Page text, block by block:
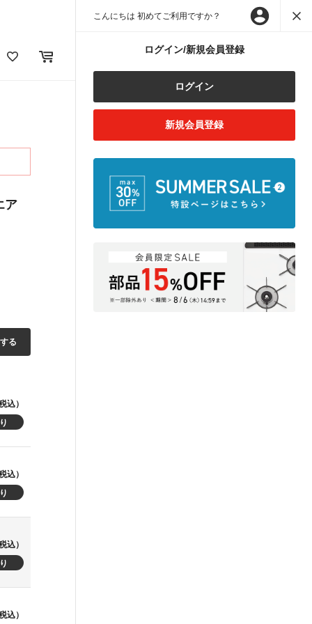
ア
る
込）
込）
込）
込）
こんにちは 初めてご利用ですか？
ログイン/新規会員登録
ログイン
新規会員登録